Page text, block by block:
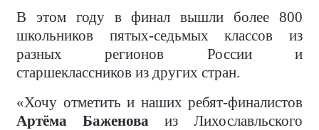
В этом году в финал вышли более 800
школьников пятых-седьмых классов из
разных регионов России и
старшеклассников из других стран.
«Хочу отметить и наших ребят-финалистов
Артёма Баженова из Лихославльского